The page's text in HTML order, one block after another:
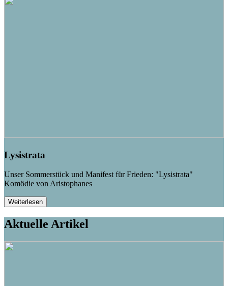
Lysistrata
Unser Sommerstück und Manifest für Frieden: "Lysistrata"
Komödie von Aristophanes
Weiterlesen
Aktuelle Artikel